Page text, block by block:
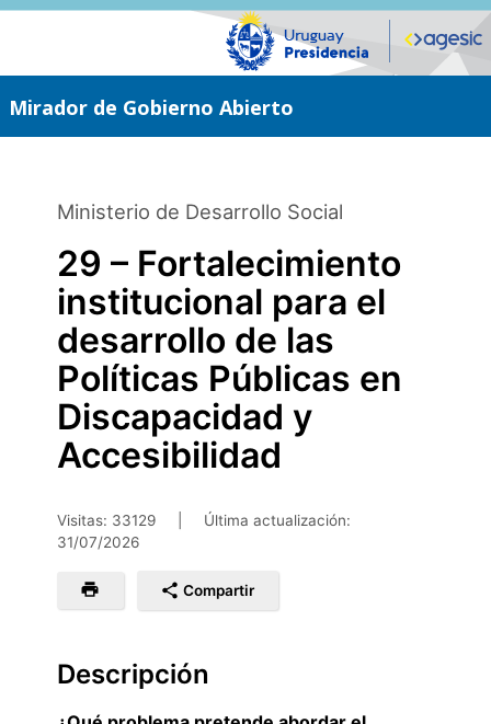
Saltar
Mirador de Gobierno Abierto
Ministerio de Desarrollo Social
29 – Fortalecimiento
institucional para el
desarrollo de las
Políticas Públicas en
Discapacidad y
Accesibilidad
Visitas: 33129
Última actualización:
31/07/2026
Compartir
Descripción